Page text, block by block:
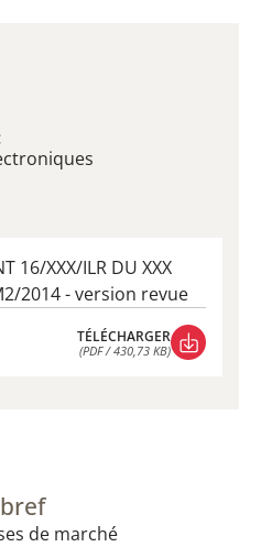
16/XXX/ILR DU XXX
2014 - version revue
TÉLÉCHARGER
(PDF / 430,73 KB)
de marché